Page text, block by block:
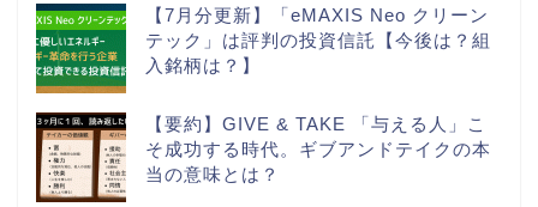
【7月分更新】「eMAXIS Neo クリーン
テック」は評判の投資信託【今後は？組
入銘柄は？】
【要約】GIVE & TAKE 「与える人」こ
そ成功する時代。ギブアンドテイクの本
当の意味とは？